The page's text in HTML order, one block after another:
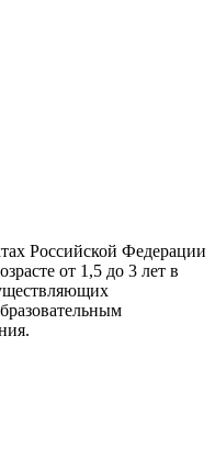
Российской Федерации
от 1,5 до 3 лет в